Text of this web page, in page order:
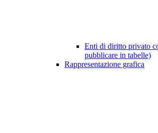
Enti di diritto privato
pubblicare in tabelle)
Rappresentazione grafica